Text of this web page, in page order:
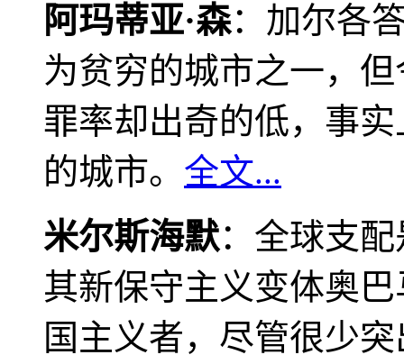
阿玛蒂亚·森：加尔各
为贫穷的城市之一，
罪率却出奇的低，事
的城市。 全文...
米尔斯海默：全球支
其新保守主义变体奥
国主义者，尽管很少